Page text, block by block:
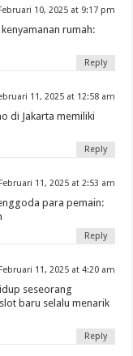
10, 2025 at 9:17 pm
rumah:
Reply
11, 2025 at 12:58 am
di Jakarta memiliki
Reply
Februari 11, 2025 at 2:53 am
para pemain:
Reply
Februari 11, 2025 at 4:20 am
seseorang
baru selalu menarik
Reply